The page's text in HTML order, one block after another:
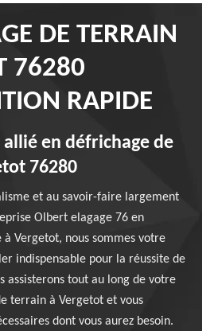
DE TERRAIN
76280
RAPIDE
en défrichage de
76280
et au savoir-faire largement
Olbert elagage 76 en
Vergetot, nous sommes votre
indispensable pour la réussite de
assisterons tout au long de votre
terrain à Vergetot et vous
dont vous aurez besoin.